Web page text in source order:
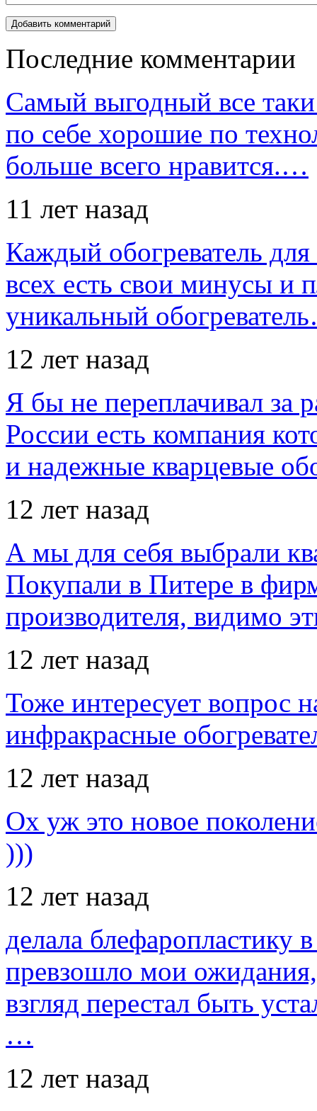
Последние комментарии
Самый выгодный все таки
по себе хорошие по
больше всего нравится.…
11 лет назад
Каждый обогреватель
всех есть свои минусы и
уникальный
12 лет назад
Я бы не переплачивал за
России есть компания
и надежные кварцевые
12 лет назад
А мы для себя выбрали
Покупали в Питере в
производителя, видимо
12 лет назад
Тоже интересует вопрос
инфракрасные
12 лет назад
Ох уж это новое
)))
12 лет назад
делала блефаропластику
превзошло мои
взгляд перестал быть
…
12 лет назад